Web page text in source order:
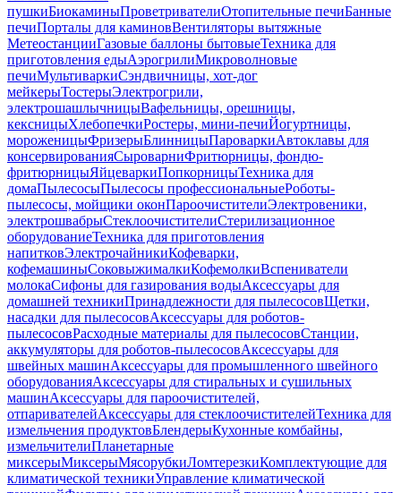
пушкиБиокаминыПроветривателиОтопительные печиБанные
печиПорталы для каминовВентиляторы вытяжные
МетеостанцииГазовые баллоны бытовыеТехника для
приготовления едыАэрогрилиМикроволновые
печиМультиваркиСэндвичницы, хот-дог
мейкерыТостерыЭлектрогрили,
электрошашлычницыВафельницы, орешницы,
кексницыХлебопечкиРостеры, мини-печиЙогуртницы,
мороженицыФризерыБлинницыПароваркиАвтоклавы для
консервированияСыроварниФритюрницы, фондю-
фритюрницыЯйцеваркиПопкорницыТехника для
домаПылесосыПылесосы профессиональныеРоботы-
пылесосы, мойщики оконПароочистителиЭлектровеники,
электрошвабрыСтеклоочистителиСтерилизационное
оборудованиеТехника для приготовления
напитковЭлектрочайникиКофеварки,
кофемашиныСоковыжималкиКофемолкиВспениватели
молокаСифоны для газирования водыАксессуары для
домашней техникиПринадлежности для пылесосовЩетки,
насадки для пылесосовАксессуары для роботов-
пылесосовРасходные материалы для пылесосовСтанции,
аккумуляторы для роботов-пылесосовАксессуары для
швейных машинАксессуары для промышленного швейного
оборудованияАксессуары для стиральных и сушильных
машинАксессуары для пароочистителей,
отпаривателейАксессуары для стеклоочистителейТехника для
измельчения продуктовБлендерыКухонные комбайны,
измельчителиПланетарные
миксерыМиксерыМясорубкиЛомтерезкиКомплектующие для
климатической техникиУправление климатической